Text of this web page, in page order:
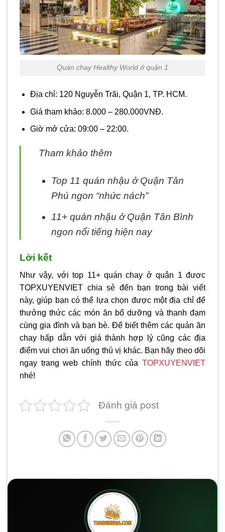
Quán chay Healthy World ở quận 1
Địa chỉ: 120 Nguyễn Trãi, Quận 1, TP. HCM.
Giá tham khảo: 8.000 – 280.000VNĐ.
Giờ mở cửa: 09:00 – 22:00.
Tham khảo thêm
Top 11 quán nhậu ở Quận Tân
Phú ngon “nhức nách”
11+ quán nhậu ở Quận Tân Bình
ngon nổi tiếng hiện nay
Lời kết
Như vậy, với top 11+ quán chay ở quận 1 được
TOPXUYENVIET chia sẻ đến bạn trong bài viết
này, giúp bạn có thể lựa chọn được một địa chỉ để
thưởng thức các món ăn bổ dưỡng và thanh đạm
cùng gia đình và bạn bè. Để biết thêm các quán ăn
chay hấp dẫn với giá thành hợp lý cũng các địa
điểm vui chơi ăn uống thú vị khác. Bạn hãy theo dõi
ngay trang web chính thức của TOPXUYENVIET
nhé!
Đánh giá post